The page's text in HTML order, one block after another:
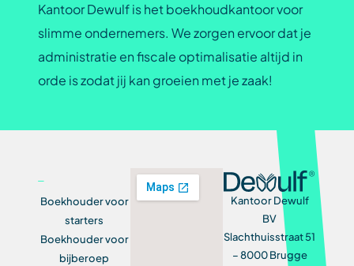
Kantoor Dewulf is het boekhoudkantoor voor
slimme ondernemers. We zorgen ervoor dat je
administratie en fiscale optimalisatie altijd in
orde is zodat jij kan groeien met je zaak!
Boekhouder voor
starters
Boekhouder voor
bijberoep
Kantoor Dewulf
BV
Slachthuisstraat 51
– 8000 Brugge